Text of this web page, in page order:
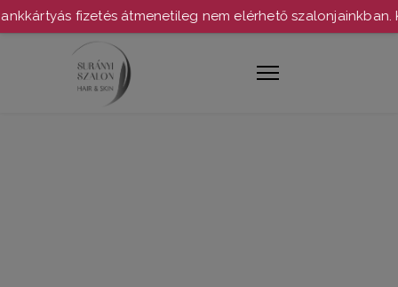
fizetés átmenetileg nem elérhető szalonjainkban.